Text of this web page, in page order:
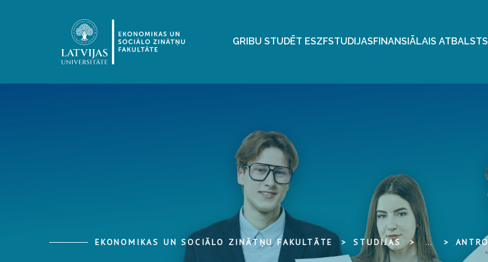
GRIBU STUDĒT ESZFSTUDIJASFINANSIĀLAIS ATBALSTS
EKONOMIKAS UN SOCIĀLO ZINĀTŅU FAKULTĀTE STUDIJAS ...